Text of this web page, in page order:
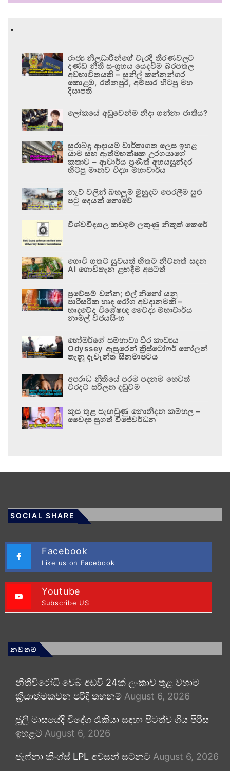
.
රාජ්‍ය නිලධාරීන්ගේ වැරදි තීරණවලට
දණ්ඩ නීති සංග්‍රහය යෙදවීම බරපතල
අවභාවිතයකි – සුනිල් කන්නන්ගර
කොළඹ, රත්නපුර, අම්පාර හිටපු මහ
දිසාපති
ලෝකයේ අඩුවෙන්ම නිදා ගන්නා ජාතිය?
සුරාබදු ආදායම වාර්තාගත ලෙස ඉහළ
යාම සහ ආත්මභක්ෂක උරගයාගේ
කතාව – ආචාර්ය ප්‍රණීත් අභයසුන්දර
හිටපු මානව විද්‍යා මහාචාර්ය
නැව් වලින් බහලුම් මුහුදට පෙරලීම සුළු
පටු දෙයක් නොවේ
විශ්වවිද්‍යාල කඩඉම් ලකුණු නිකුත් කෙරේ
ගොවි ගතට සුවයත් හිතට නිවනත් සදන
AI ගොවිතැන ළඟදීම අපටත්
ප්‍රවේසම් වන්න; එල් නිනෝ යනු
පාරිසරික හෘද රෝග අවදානමකි –
හෘදවේද විශේෂඥ වෛද්‍ය මහාචාර්ය
නාමල් විජයසිංහ
හෝමර්ගේ සම්භාව්‍ය වීර කාව්‍යය
Odyssey ඇසුරෙන් ක්‍රිස්ටෝෆර් නෝලන්
තැනූ දැවැන්ත සිනමාපටය
අපරාධ නීතියේ පරම පදනම හෙවත්
වරදට සරිලන දඬුවම
කුස තුළ සැඟවුණු නොනිදන කම්හල –
වෛද්‍ය සුගත් විජේවර්ධන
SOCIAL SHARE
Facebook
Like us on Facebook
Youtube
Subscribe US
නවතම
නීතිවිරෝධී වෙබ් අඩවි 24ක් ලංකාව තුළ වහාම
ක්‍රියාත්මකවන පරිදි තහනම් August 6, 2026
ජූලි මාසයේදී විදේශ රැකියා සඳහා පිටත්ව ගිය පිරිස
ඉහළට August 6, 2026
ජැෆ්නා කිංග්ස් LPL අවසන් සටනට August 6, 2026